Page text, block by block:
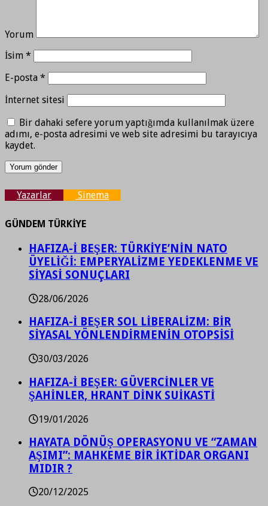
Yorum
İsim *
E-posta *
İnternet sitesi
Bir dahaki sefere yorum yaptığımda kullanılmak üzere
adımı, e-posta adresimi ve web site adresimi bu tarayıcıya
kaydet.
Yazarlar Sinema
GÜNDEM TÜRKİYE
HAFIZA-İ BEŞER: TÜRKİYE’NİN NATO
ÜYELİĞİ: EMPERYALİZME YEDEKLENME VE
SİYASİ SONUÇLARI
28/06/2026
HAFIZA-İ BEŞER SOL LİBERALİZM: BİR
SİYASAL YÖNLENDİRMENİN OTOPSİSİ
30/03/2026
HAFIZA-İ BEŞER: GÜVERCİNLER VE
ŞAHİNLER, HRANT DİNK SUİKASTİ
19/01/2026
HAYATA DÖNÜŞ OPERASYONU VE “ZAMAN
AŞIMI”: MAHKEME BİR İKTİDAR ORGANI
MIDIR ?
20/12/2025